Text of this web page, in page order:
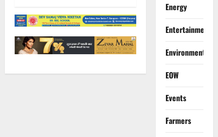
Energy
Entertainment
Environment
EOW
Events
Farmers